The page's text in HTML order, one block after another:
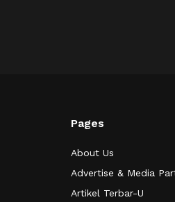
Pages
About Us
Advertise & Media
Artikel Terbar-U